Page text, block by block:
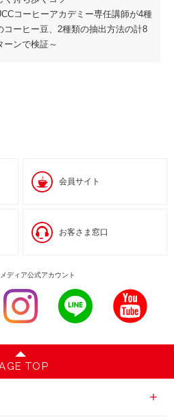
コーヒーアカデミー専任講師が4種
コーヒー豆、2種類の抽出方法の計8
ーンで検証～
会員サイト
お客さま窓口
ディア公式アカウント
TOP